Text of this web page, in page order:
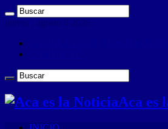
jueves , agosto 6 2026
Aca es